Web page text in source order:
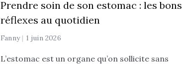
Prendre soin de son estomac : les bons
réflexes au quotidien
Fanny 1 juin 2026
L’estomac est un organe qu’on sollicite sans